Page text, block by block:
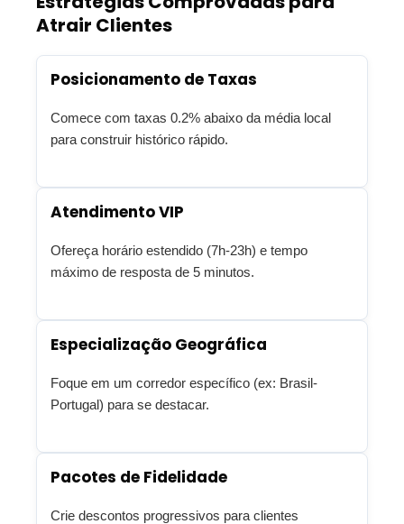
Atrair Clientes
Posicionamento de Taxas
Comece com taxas 0.2% abaixo da média local
para construir histórico rápido.
Atendimento VIP
Ofereça horário estendido (7h-23h) e tempo
máximo de resposta de 5 minutos.
Especialização Geográfica
Foque em um corredor específico (ex: Brasil-
Portugal) para se destacar.
Pacotes de Fidelidade
Crie descontos progressivos para clientes